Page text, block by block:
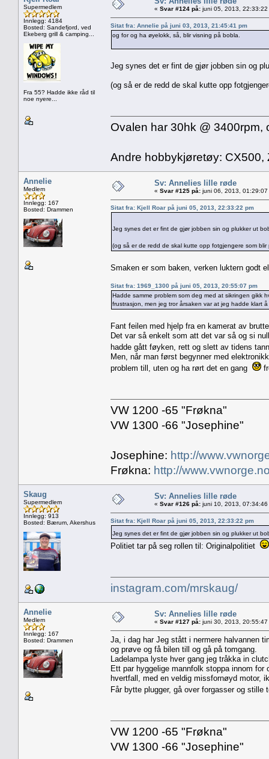
Supermedlem
Innlegg: 4184
Bosted: Sandefjord, ved
Ekeberg grill & camping...
Fra 55? Hadde ikke råd til
noe nyere...
« Svar #124 på: juni 05, 2013, 22:33:22
Sitat fra: Annelie på juni 03, 2013, 21:45:41 pm
og for og ha øyelokk, så, blir visning på bobla.
Jeg synes det er fint de gjør jobben sin og
(og så er de redd de skal kutte opp
Ovalen har 30hk @ 3400rpm,
Andre hobbykjøretøy: CX500,
Annelie
Medlem
Innlegg: 167
Bosted: Drammen
Sv: Annelies lille røde
« Svar #125 på: juni 06, 2013, 01:29:07
Sitat fra: Kjell Roar på juni 05, 2013, 22:33:22 pm
Jeg synes det er fint de gjør jobben sin og plukker ut
(og så er de redd de skal kutte opp fotgjengere som blir
Smaken er som baken, verken luktern godt
Sitat fra: 1969_1300 på juni 05, 2013, 20:55:07 pm
Hadde samme problem som deg med at sikringen gikk
frustrasjon, men jeg tror årsaken var at jeg hadde klart
Fant feilen med hjelp fra en kamerat av
Det var så enkelt som att det var så og si
hadde gått føyken, rett og slett av tidens
Men, når man først begynner med
problem till, uten og ha rørt det en gang
VW 1200 -65 "Frøkna"
VW 1300 -66 "Josephine"
Josephine: http://
Frøkna: http://
Skaug
Supermedlem
Innlegg: 913
Bosted: Bærum, Akershus
Sv: Annelies lille røde
« Svar #126 på: juni 10, 2013, 07:34:46
Sitat fra: Kjell Roar på juni 05, 2013, 22:33:22 pm
Jeg synes det er fint de gjør jobben sin og plukker ut
Politiet tar på seg rollen til: Originalpolitiet
instagram.com/mrskaug/
Annelie
Medlem
Innlegg: 167
Bosted: Drammen
Sv: Annelies lille røde
« Svar #127 på: juni 30, 2013, 20:55:47
Ja, i dag har Jeg stått i nermere halvannen
og prøve og få bilen till og gå på tomgang.
Ladelampa lyste hver gang jeg tråkka in
Ett par hyggelige mannfolk stoppa innom
hvertfall, med en veldig missfornøyd motor,
Får bytte plugger, gå over forgasser og
VW 1200 -65 "Frøkna"
VW 1300 -66 "Josephine"